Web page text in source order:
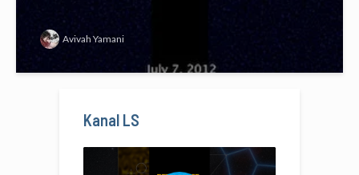
Avivah Yamani
Kanal LS